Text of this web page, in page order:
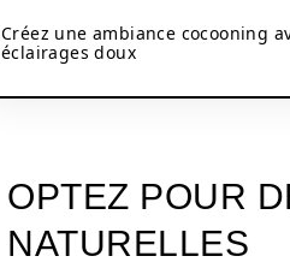
Créez une ambiance cocooning
éclairages doux
OPTEZ POUR
NATURELLES